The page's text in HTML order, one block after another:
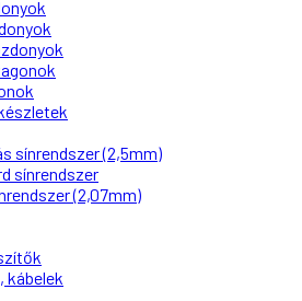
sínrendszer (2,5mm)
sínrendszer
(2,07mm)
kábelek